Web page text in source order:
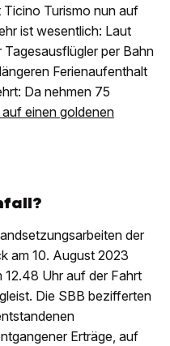
Turismo nun auf
ist wesentlich: Laut
per Bahn
Ferienaufenthalt
Da nehmen 75
einen goldenen
der
am 10. August 2023
12.48 Uhr auf der Fahrt
Die SBB bezifferten
Erträge, auf